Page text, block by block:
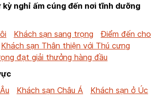
kỳ nghỉ ấm cúng đến nơi tĩnh dưỡng
Khách sạn sang trọng
Điểm đến cho
Khách sạn Thân thiện với Thú cưng
đạt giải thưởng hàng đầu
Khách sạn Châu Á
Khách sạn ở Úc